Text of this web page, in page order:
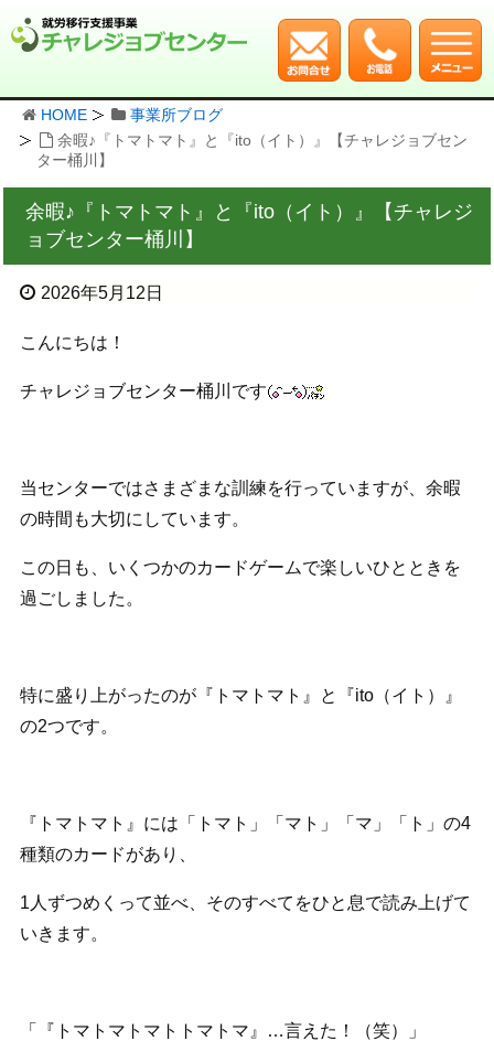
HOME
事業所ブログ
余暇♪『トマトマト』と『ito（イト）』【チャレジョブセン
ター桶川】
余暇♪『トマトマト』と『ito（イト）』【チャレジ
ョブセンター桶川】
2026年5月12日
こんにちは！
チャレジョブセンター桶川です
当センターではさまざまな訓練を行っていますが、余暇
の時間も大切にしています。
この日も、いくつかのカードゲームで楽しいひとときを
過ごしました。
特に盛り上がったのが『トマトマト』と『ito（イト）』
の2つです。
『トマトマト』には「トマト」「マト」「マ」「ト」の4
種類のカードがあり、
1人ずつめくって並べ、そのすべてをひと息で読み上げて
いきます。
「『トマトマトマトトマトマ』…言えた！（笑）」